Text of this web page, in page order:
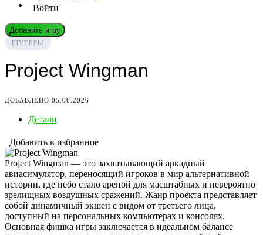
Войти
Добавить игру
ШУТЕРЫ
Project Wingman
ДОБАВЛЕНО 05.06.2026
Детали
Добавить в избранное
Project Wingman — это захватывающий аркадный
авиасимулятор, переносящий игроков в мир альтернативной
истории, где небо стало ареной для масштабных и невероятно
зрелищных воздушных сражений. Жанр проекта представляет
собой динамичный экшен с видом от третьего лица,
доступный на персональных компьютерах и консолях.
Основная фишка игры заключается в идеальном балансе